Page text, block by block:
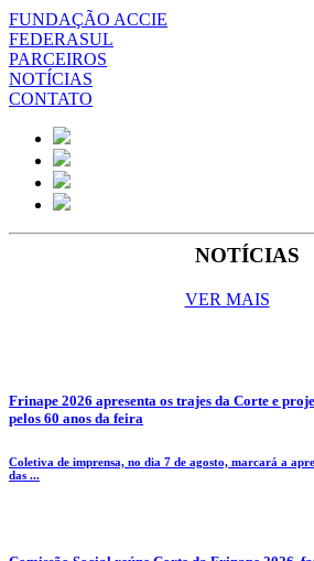
FUNDAÇÃO ACCIE
FEDERASUL
PARCEIROS
NOTÍCIAS
CONTATO
NOTÍCIAS
VER MAIS
Frinape 2026 apresenta os trajes da Corte e
pelos 60 anos da feira
Coletiva de imprensa, no dia 7 de agosto, marcará a
das ...